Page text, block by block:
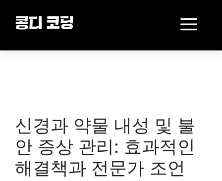
content콩디 코딩
신경과 약물 내성 및 불
안 증상 관리: 효과적인
해결책과 전문가 조언